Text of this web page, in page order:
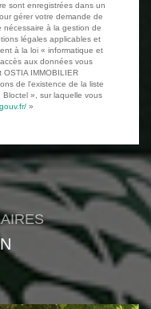
sont enregistrées dans un
gérer votre demande de
nécessaire à la gestion de
légales applicables et
à la loi « informatique et
aux données vous
IMMOBILIER
de l'existence de la liste
», sur laquelle vous
»